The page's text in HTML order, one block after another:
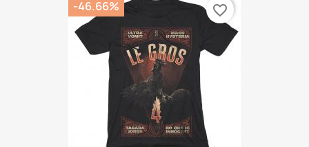
-46.66% favorite_border